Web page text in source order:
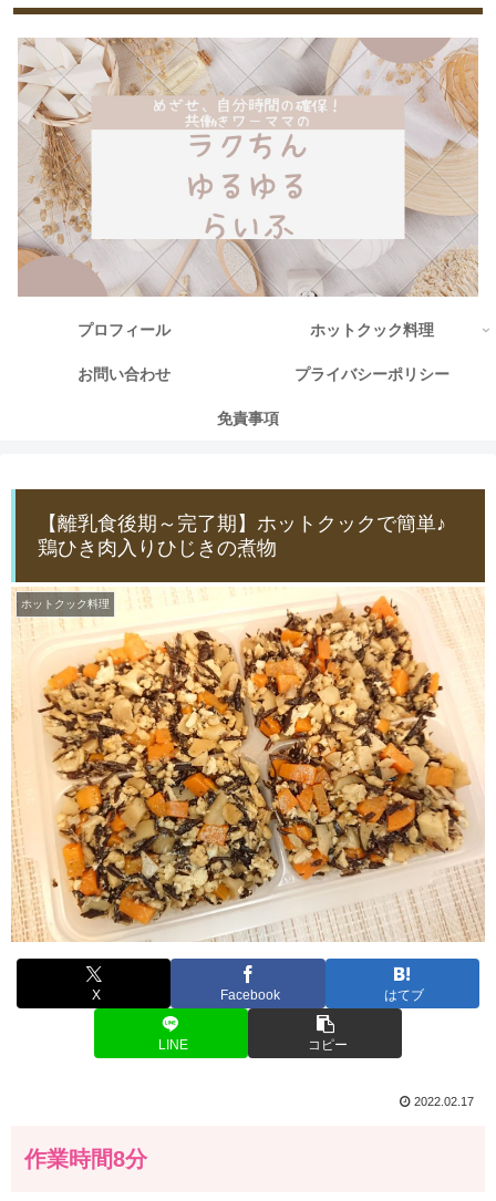
プロフィール ホットクック料理
お問い合わせ プライバシーポリシー
免責事項
【離乳食後期～完了期】ホットクックで簡単♪
鶏ひき肉入りひじきの煮物
ホットクック料理
X Facebook はてブ
LINE コピー
2022.02.17
作業時間8分